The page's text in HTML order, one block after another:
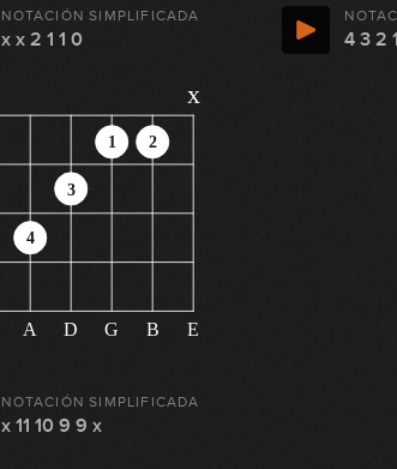
NOTACIÓN SIMPLIFICADA
x x 2 1 1 0 4 3 2
A D G B E
4
3
1 2
x
NOTACIÓN SIMPLIFICADA
x 11 10 9 9 x